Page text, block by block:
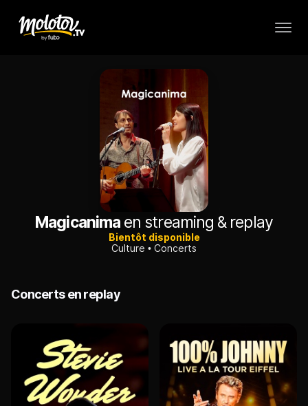
Magicanima en streaming & replay
Bientôt disponible
Culture
Concerts
Concerts en replay